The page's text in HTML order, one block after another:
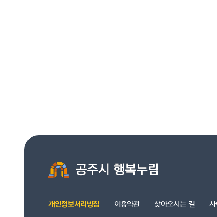
개인정보처리방침 이용약관 찾아오시는 길